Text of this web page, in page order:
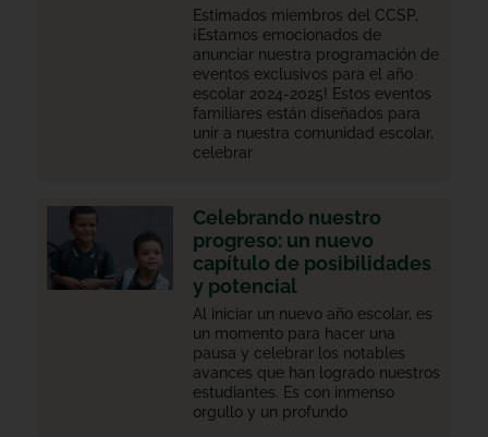
Estimados miembros del CCSP,
¡Estamos emocionados de
anunciar nuestra programación de
eventos exclusivos para el año
escolar 2024-2025! Estos eventos
familiares están diseñados para
unir a nuestra comunidad escolar,
celebrar
Celebrando nuestro
progreso: un nuevo
capítulo de posibilidades
y potencial
Al iniciar un nuevo año escolar, es
un momento para hacer una
pausa y celebrar los notables
avances que han logrado nuestros
estudiantes. Es con inmenso
orgullo y un profundo